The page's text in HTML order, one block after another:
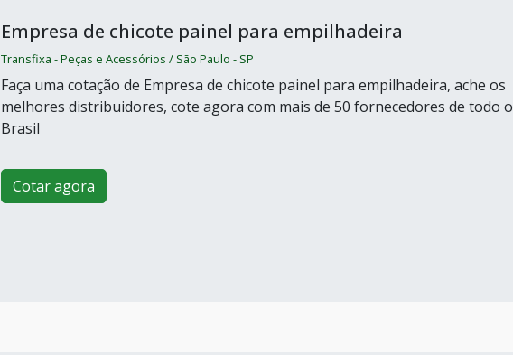
Empresa de chicote painel para empilhadeira
Transfixa - Peças e Acessórios / São Paulo - SP
Faça uma cotação de Empresa de chicote painel para empilhadeira, ache os
melhores distribuidores, cote agora com mais de 50 fornecedores de todo o
Brasil
Cotar agora